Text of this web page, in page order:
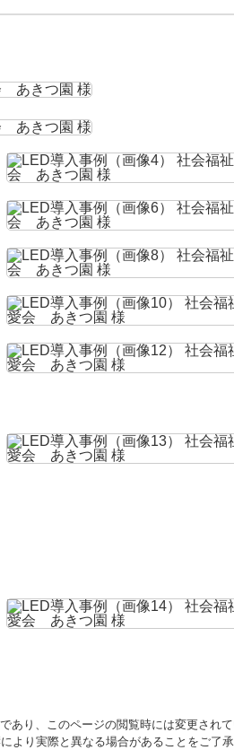
あり、このページの閲覧時には変更され
より実際と異なる場合があることをご了承